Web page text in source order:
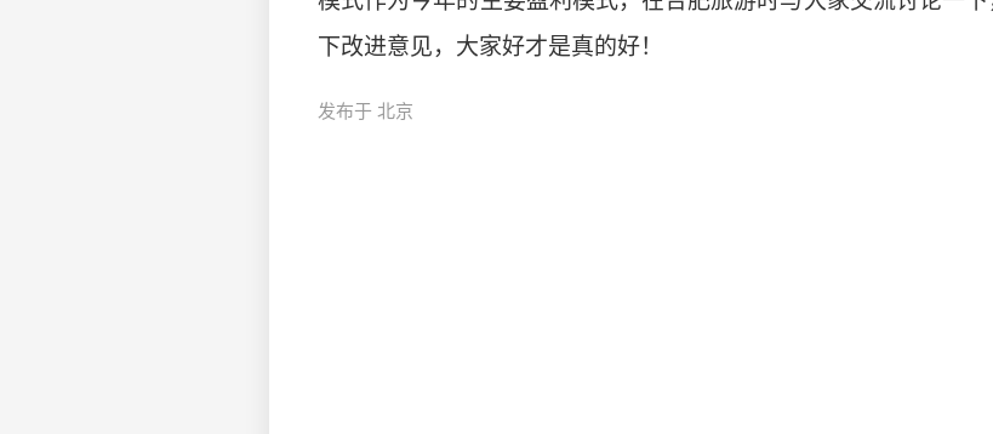
下改进意见，大家好才是真的好！
发布于 北京